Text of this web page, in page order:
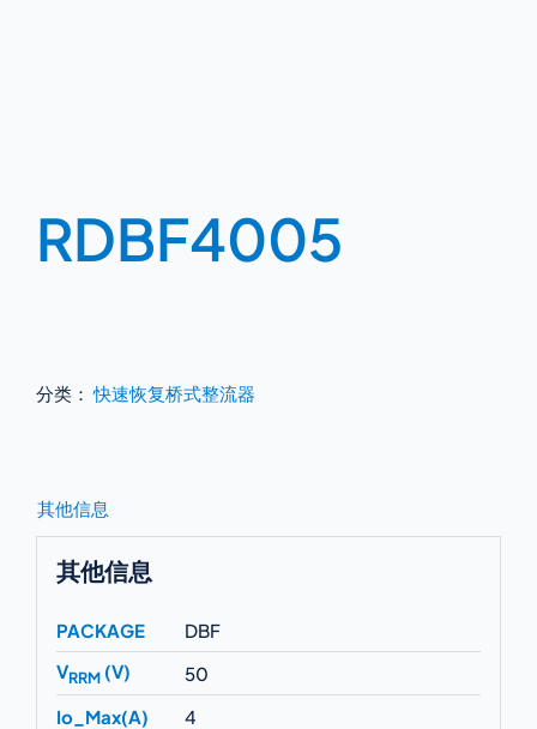
RDBF4005
分类：快速恢复桥式整流器
其他信息
其他信息
PACKAGE
DBF
VRRM(V)
50
Io_Max(A)
4